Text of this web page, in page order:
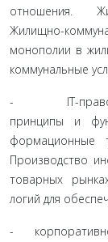
отношения.
Жилищно-
монополии в
коммунальные
- IT-право.
принципы и
формационные
Производство
товарных
логий для
-